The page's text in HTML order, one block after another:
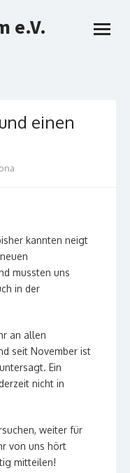
e.V.
open
einen
kannten neigt
mussten uns
in der
an allen
seit November ist
Ein
nicht in
weiter für
von uns hört
mitteilen!